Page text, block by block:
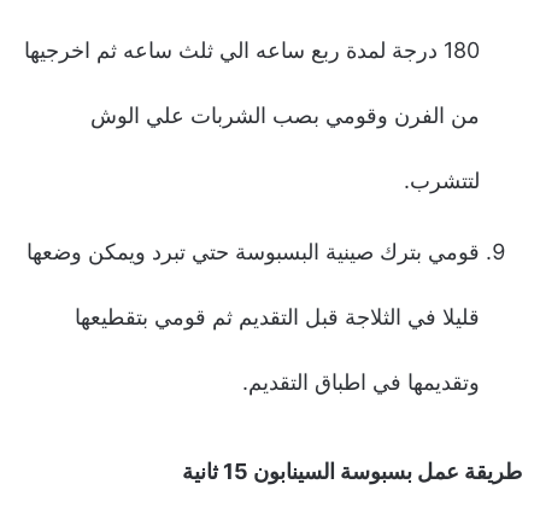
180 درجة لمدة ربع ساعه الي ثلث ساعه ثم اخرجيها
من الفرن وقومي بصب الشربات علي الوش
لتتشرب.
قومي بترك صينية البسبوسة حتي تبرد ويمكن وضعها
قليلا في الثلاجة قبل التقديم ثم قومي بتقطيعها
وتقديمها في اطباق التقديم.
طريقة عمل بسبوسة السينابون 15 ثانية